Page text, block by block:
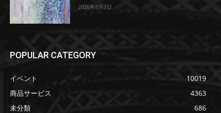
2026年8月7日
POPULAR CATEGORY
イベント
10019
商品サービス
4363
未分類
686